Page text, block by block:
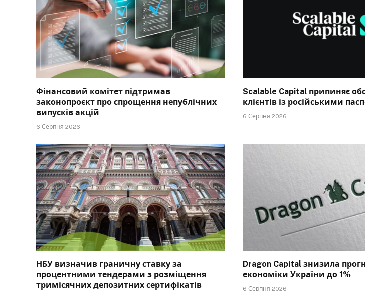
Фінансовий комітет підтримав
законопроєкт про спрощення непублічних
випусків акцій
6 Серпня 2026
Scalable Capital припиняє
клієнтів із російськими
6 Серпня 2026
НБУ визначив граничну ставку за
процентними тендерами з розміщення
тримісячних депозитних сертифікатів
Dragon Capital знизила
економіки України до 1%
6 Серпня 2026